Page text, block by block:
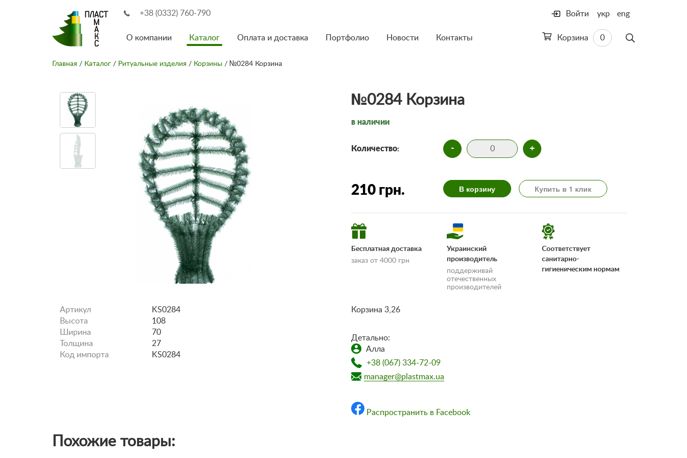
+38 (0332) 760-790 Войти
Корзина 0
О компании Каталог Оплата и доставка Портфолио Новости Контакты
укр eng
Главная / Каталог / Ритуальные изделия / Корзины / №0284 Корзина
№0284 Корзина
в наличии
Количество: - +
210 грн. В корзину Купить в 1 клик
Бесплатная доставка
заказ от 4000 грн
доставки и оплаты»
Украинский
производитель
поддерживай
отечественных
производителей
Соответствует
санитарно-
гигиеническим нормам
Артикул
KS0284
Высота
108
Ширина
70
Толщина
27
Код импорта
KS0284
Корзина 3,26
Детально:
Алла
+38 (067) 334-72-09
manager@plastmax.ua
Распространить в Facebook
Похожие товары: